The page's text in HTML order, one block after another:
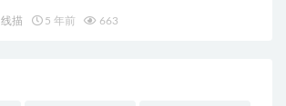
线描 5 年前 663